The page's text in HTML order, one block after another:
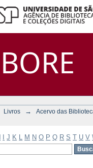
BORE
Filtrar
Assunto
DSpace/Manakin +
Livros → Acervo das
J K M N O P Q R S T U V